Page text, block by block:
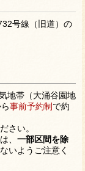
号線（旧道）の
地帯（大涌谷園地
事前予約制 で約
さい。
、 一部区間を除
いようご注意く